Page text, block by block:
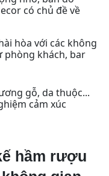
có chủ đề về
hòa với các không
phòng khách, bar
gỗ, da thuộc...
cảm xúc
hầm rượu